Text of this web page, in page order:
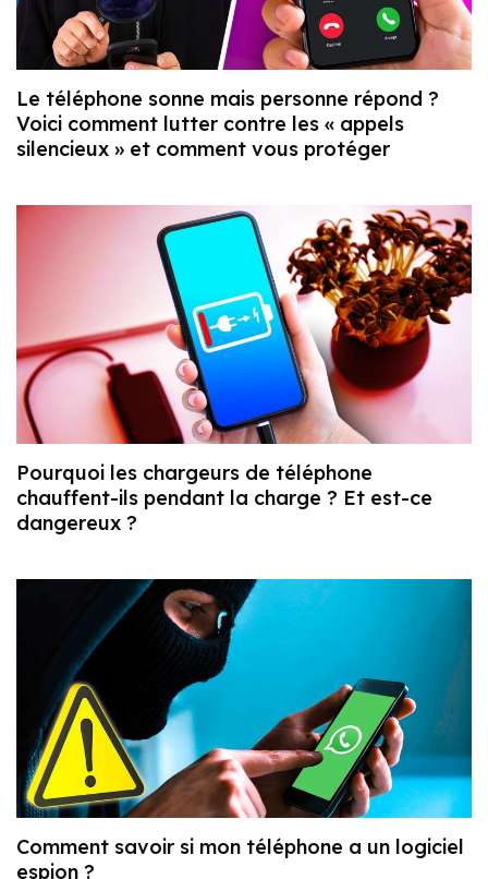
Le téléphone sonne mais personne répond ?
Voici comment lutter contre les « appels
silencieux » et comment vous protéger
Pourquoi les chargeurs de téléphone
chauffent-ils pendant la charge ? Et est-ce
dangereux ?
Comment savoir si mon téléphone a un logiciel
espion ?